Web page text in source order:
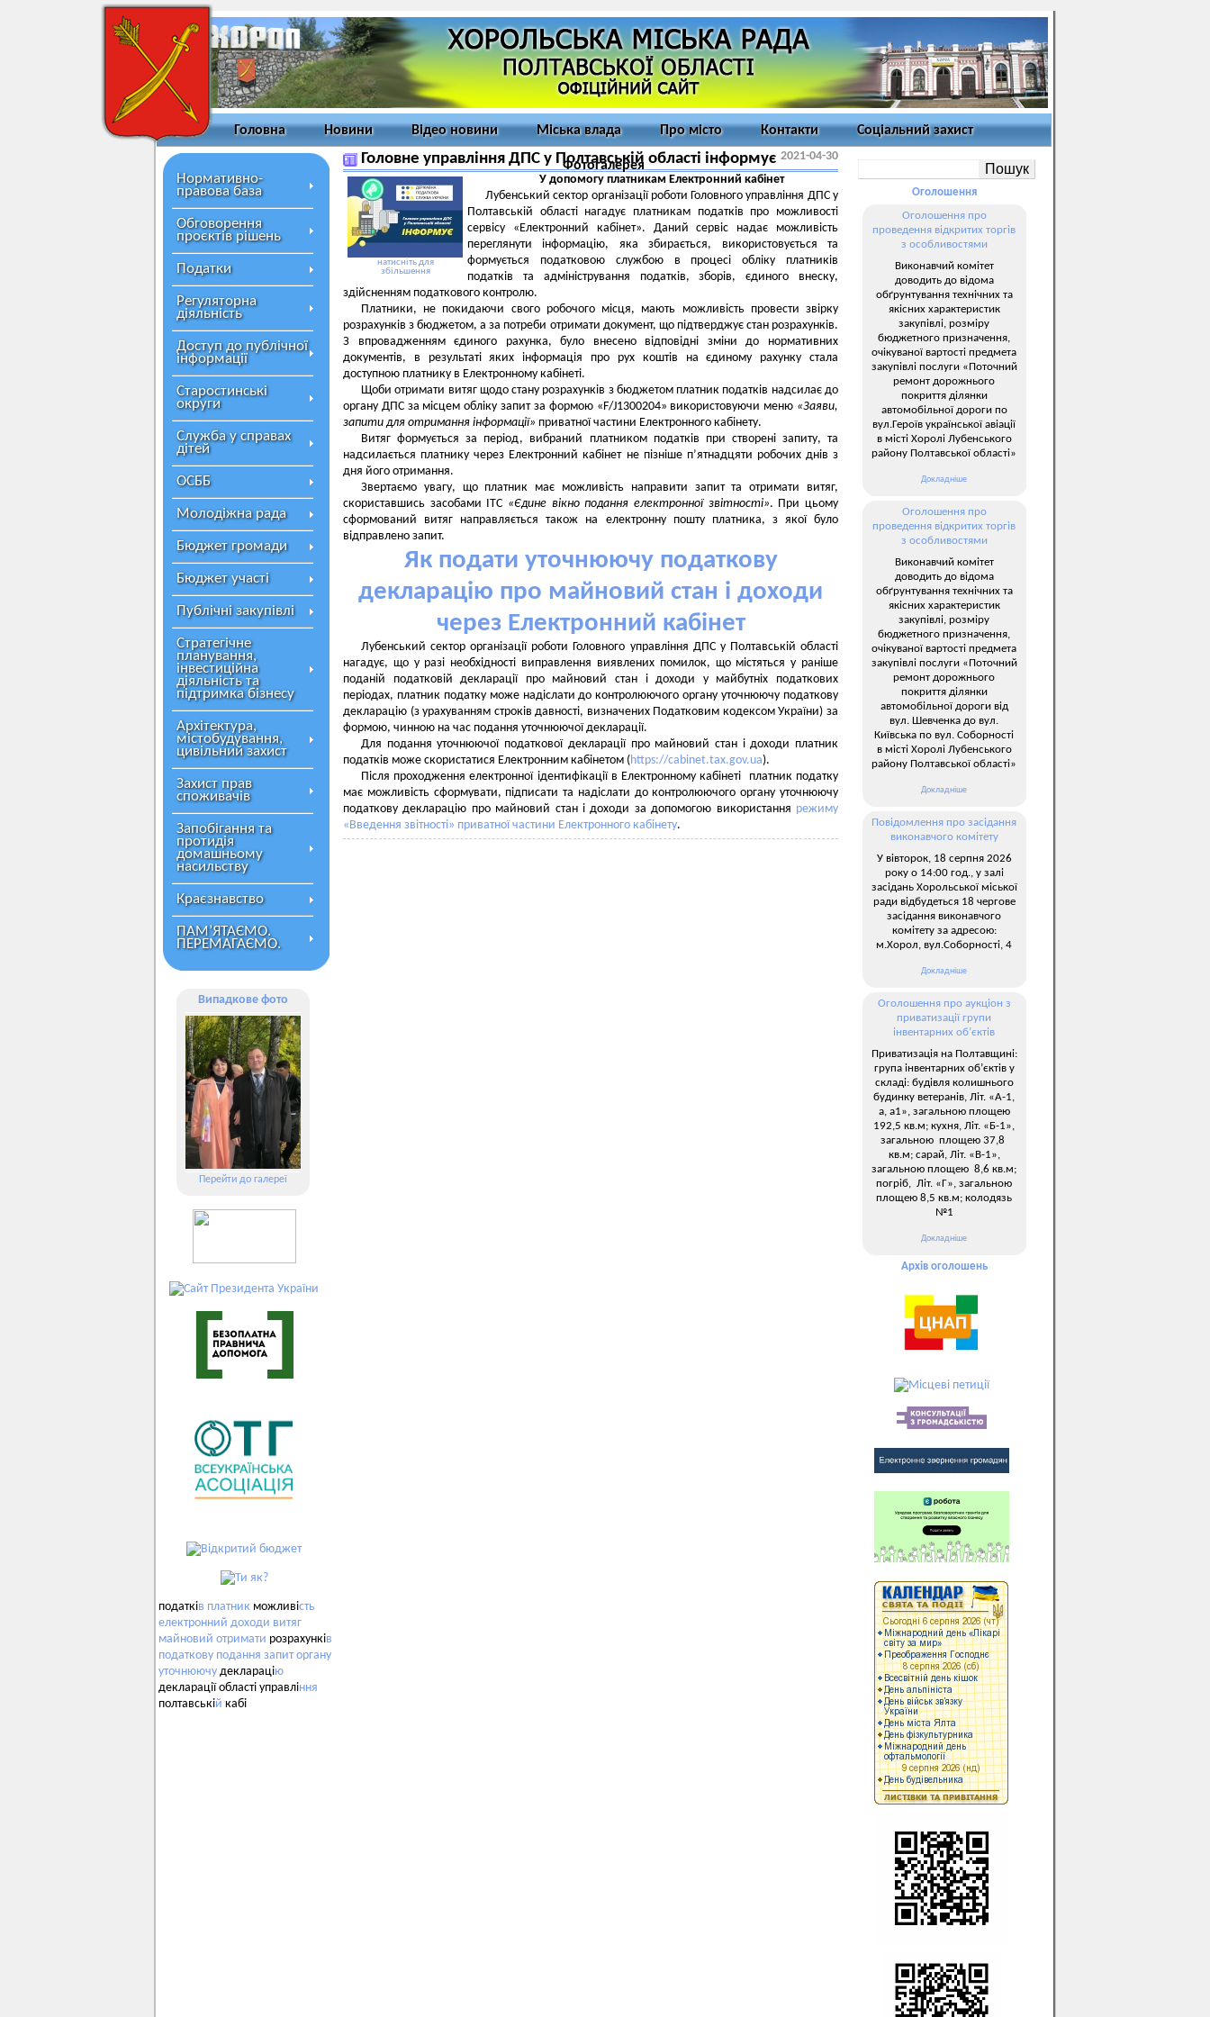
Головна Новини Відео новини Міська влада Про місто Контакти Соціальний захист
Фотогалерея
Нормативно-
правова база
Обговорення
проєктів рішень
Податки
Регуляторна
діяльність
Доступ до публічної
інформації
Старостинські
округи
Служба у справах
дітей
ОСББ
Молодіжна рада
Бюджет громади
Бюджет участі
Публічні закупівлі
Стратегічне
планування,
інвестиційна
діяльність та
підтримка бізнесу
Архітектура,
містобудування,
цивільний захист
Захист прав
споживачів
Запобігання та
протидія
домашньому
насильству
Краєзнавство
ПАМ’ЯТАЄМО.
ПЕРЕМАГАЄМО.
Випадкове фото
Перейти до галереї
податків платник можливість
електронний доходи витяг
майновий отримати розрахунків
податкову подання запит органу
уточнюючу декларацію
декларації області управління
полтавській кабі
Головне управління ДПС у Полтавській області інформує 2021-04-30
натисніть для
збільшення
У допомогу платникам Електронний кабінет
Лубенський сектор організації роботи Головного управління ДПС у
Полтавській області нагадує платникам податків про можливості
сервісу «Електронний кабінет». Даний сервіс надає можливість
переглянути інформацію, яка збирається, використовується та
формується податковою службою в процесі обліку платників
податків та адміністрування податків, зборів, єдиного внеску,
здійсненням податкового контролю.
Платники, не покидаючи свого робочого місця, мають можливість провести звірку
розрахунків з бюджетом, а за потреби отримати документ, що підтверджує стан розрахунків.
З впровадженням єдиного рахунка, було внесено відповідні зміни до нормативних
документів, в результаті яких інформація про рух коштів на єдиному рахунку стала
доступною платнику в Електронному кабінеті.
Щоби отримати витяг щодо стану розрахунків з бюджетом платник податків надсилає до
органу ДПС за місцем обліку запит за формою «F/J1300204» використовуючи меню «Заяви,
запити для отримання інформації» приватної частини Електронного кабінету.
Витяг формується за період, вибраний платником податків при створені запиту, та
надсилається платнику через Електронний кабінет не пізніше п’ятнадцяти робочих днів з
дня його отримання.
Звертаємо увагу, що платник має можливість направити запит та отримати витяг,
скориставшись засобами ІТС «Єдине вікно подання електронної звітності». При цьому
сформований витяг направляється також на електронну пошту платника, з якої було
відправлено запит.
Як подати уточнюючу податкову
декларацію про майновий стан і доходи
через Електронний кабінет
Лубенський сектор організації роботи Головного управління ДПС у Полтавській області
нагадує, що у разі необхідності виправлення виявлених помилок, що містяться у раніше
поданій податковій декларації про майновий стан і доходи у майбутніх податкових
періодах, платник податку може надіслати до контролюючого органу уточнюючу податкову
декларацію (з урахуванням строків давності, визначених Податковим кодексом України) за
формою, чинною на час подання уточнюючої декларації.
Для подання уточнюючої податкової декларації про майновий стан і доходи платник
податків може скористатися Електронним кабінетом (https://cabinet.tax.gov.ua).
Після проходження електронної ідентифікації в Електронному кабінеті платник податку
має можливість сформувати, підписати та надіслати до контролюючого органу уточнюючу
податкову декларацію про майновий стан і доходи за допомогою використання режиму
«Введення звітності» приватної частини Електронного кабінету.
Оголошення
Оголошення про
проведення відкритих торгів
з особливостями
Виконавчий комітет
доводить до відома
обґрунтування технічних та
якісних характеристик
закупівлі, розміру
бюджетного призначення,
очікуваної вартості предмета
закупівлі послуги «Поточний
ремонт дорожнього
покриття ділянки
автомобільної дороги по
вул.Героїв української авіації
в місті Хоролі Лубенського
району Полтавської області»
Докладніше
Оголошення про
проведення відкритих торгів
з особливостями
Виконавчий комітет
доводить до відома
обґрунтування технічних та
якісних характеристик
закупівлі, розміру
бюджетного призначення,
очікуваної вартості предмета
закупівлі послуги «Поточний
ремонт дорожнього
покриття ділянки
автомобільної дороги від
вул. Шевченка до вул.
Київська по вул. Соборності
в місті Хоролі Лубенського
району Полтавської області»
Докладніше
Повідомлення про засідання
виконавчого комітету
У вівторок, 18 серпня 2026
року о 14:00 год., у залі
засідань Хорольської міської
ради відбудеться 18 чергове
засідання виконавчого
комітету за адресою:
м.Хорол, вул.Соборності, 4
Докладніше
Оголошення про аукціон з
приватизації групи
інвентарних об’єктів
Приватизація на Полтавщині:
група інвентарних об’єктів у
складі: будівля колишнього
будинку ветеранів, Літ. «А-1,
а, а1», загальною площею
192,5 кв.м; кухня, Літ. «Б-1»,
загальною площею 37,8
кв.м; сарай, Літ. «В-1»,
загальною площею 8,6 кв.м;
погріб, Літ. «Г», загальною
площею 8,5 кв.м; колодязь
№1
Докладніше
Архів оголошень